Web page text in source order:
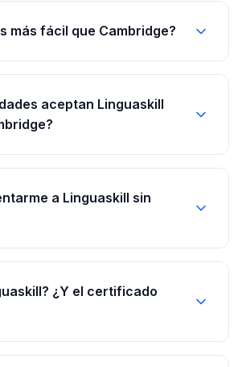
más fácil que Cambridge?
aceptan Linguaskill
a Linguaskill sin
¿Y el certificado